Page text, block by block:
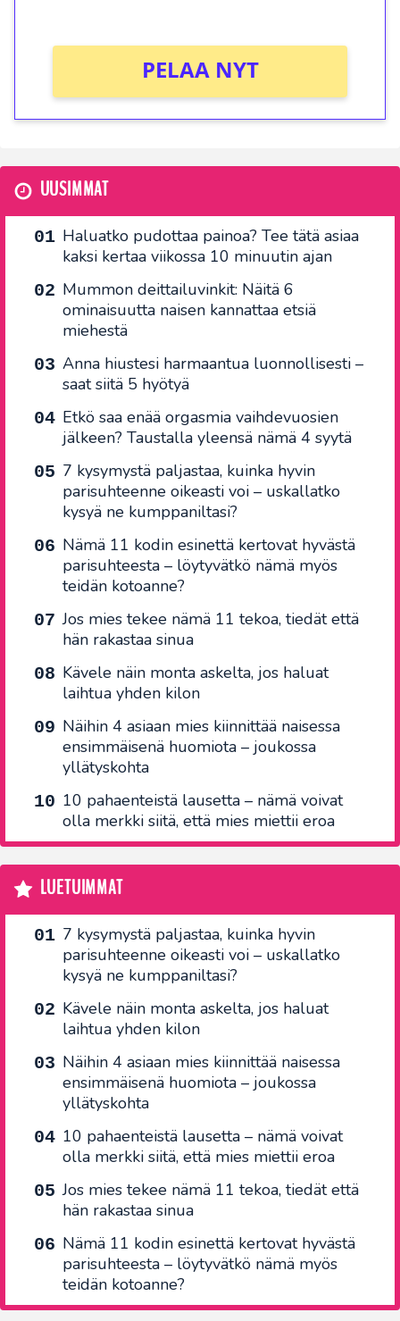
PELAA NYT
UUSIMMAT
Haluatko pudottaa painoa? Tee tätä asiaa
kaksi kertaa viikossa 10 minuutin ajan
Mummon deittailuvinkit: Näitä 6
ominaisuutta naisen kannattaa etsiä
miehestä
Anna hiustesi harmaantua luonnollisesti –
saat siitä 5 hyötyä
Etkö saa enää orgasmia vaihdevuosien
jälkeen? Taustalla yleensä nämä 4 syytä
7 kysymystä paljastaa, kuinka hyvin
parisuhteenne oikeasti voi – uskallatko
kysyä ne kumppaniltasi?
Nämä 11 kodin esinettä kertovat hyvästä
parisuhteesta – löytyvätkö nämä myös
teidän kotoanne?
Jos mies tekee nämä 11 tekoa, tiedät että
hän rakastaa sinua
Kävele näin monta askelta, jos haluat
laihtua yhden kilon
Näihin 4 asiaan mies kiinnittää naisessa
ensimmäisenä huomiota – joukossa
yllätyskohta
10 pahaenteistä lausetta – nämä voivat
olla merkki siitä, että mies miettii eroa
LUETUIMMAT
7 kysymystä paljastaa, kuinka hyvin
parisuhteenne oikeasti voi – uskallatko
kysyä ne kumppaniltasi?
Kävele näin monta askelta, jos haluat
laihtua yhden kilon
Näihin 4 asiaan mies kiinnittää naisessa
ensimmäisenä huomiota – joukossa
yllätyskohta
10 pahaenteistä lausetta – nämä voivat
olla merkki siitä, että mies miettii eroa
Jos mies tekee nämä 11 tekoa, tiedät että
hän rakastaa sinua
Nämä 11 kodin esinettä kertovat hyvästä
parisuhteesta – löytyvätkö nämä myös
teidän kotoanne?